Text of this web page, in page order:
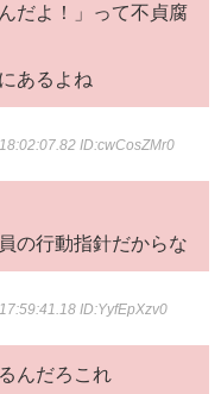
だよ！」って不貞腐
あるよね
ID:cwCosZMr0
の行動指針だからな
ID:YyfEpXzv0
んだろこれ